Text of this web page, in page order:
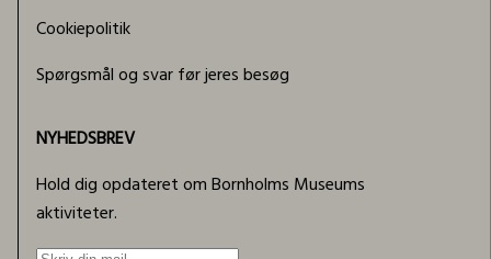
Cookiepolitik
Spørgsmål og svar før jeres besøg
NYHEDSBREV
Hold dig opdateret om Bornholms Museums
aktiviteter.